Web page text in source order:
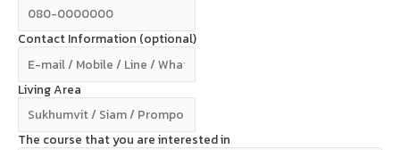
Contact Information (optional)
Living Area
The course that you are interested in